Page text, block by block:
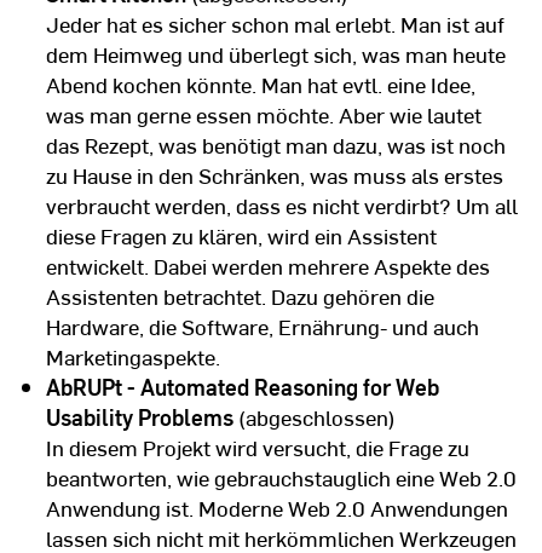
Jeder hat es sicher schon mal erlebt. Man ist auf
dem Heimweg und überlegt sich, was man heute
Abend kochen könnte. Man hat evtl. eine Idee,
was man gerne essen möchte. Aber wie lautet
das Rezept, was benötigt man dazu, was ist noch
zu Hause in den Schränken, was muss als erstes
verbraucht werden, dass es nicht verdirbt? Um all
diese Fragen zu klären, wird ein Assistent
entwickelt. Dabei werden mehrere Aspekte des
Assistenten betrachtet. Dazu gehören die
Hardware, die Software, Ernährung- und auch
Marketingaspekte.
AbRUPt - Automated Reasoning for Web
Usability Problems (abgeschlossen)
In diesem Projekt wird versucht, die Frage zu
beantworten, wie gebrauchstauglich eine Web 2.0
Anwendung ist. Moderne Web 2.0 Anwendungen
lassen sich nicht mit herkömmlichen Werkzeugen